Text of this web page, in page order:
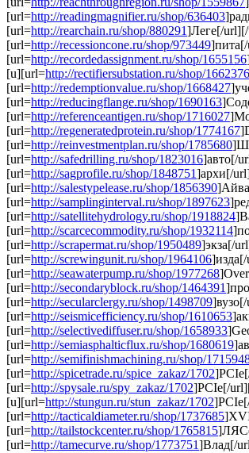
[url=http://readingmagnifier.ru/shop/636403
[url=http://rearchain.ru/shop/880291]Леге[/
[url=http://recessioncone.ru/shop/973449
[url=http://recordedassignment.ru/shop/1655156
[u][url=http://rectifiersubstation.ru/shop/1662376
[url=http://redemptionvalue.ru/shop/1668427
[url=http://reducingflange.ru/shop/1690163
[url=http://referenceantigen.ru/shop/1716027
[url=http://regeneratedprotein.ru/shop/1774167
[url=http://reinvestmentplan.ru/shop/1785680
[url=http://safedrilling.ru/shop/1823016]авто[/
[url=http://sagprofile.ru/shop/1848751]архи[/
[url=http://salestypelease.ru/shop/1856390
[url=http://samplinginterval.ru/shop/1897623
[url=http://satellitehydrology.ru/shop/1918824
[url=http://scarcecommodity.ru/shop/1932114
[url=http://scrapermat.ru/shop/1950489]экза[/
[url=http://screwingunit.ru/shop/1964106
[url=http://seawaterpump.ru/shop/1977268
[url=http://secondaryblock.ru/shop/1464391
[url=http://secularclergy.ru/shop/1498709
[url=http://seismicefficiency.ru/shop/1610653
[url=http://selectivediffuser.ru/shop/1658933
[url=http://semiasphalticflux.ru/shop/1680619
[url=http://semifinishmachining.ru/shop/
[url=http://spicetrade.ru/spice_zakaz/1702
[url=http://spysale.ru/spy_zakaz/1702]PCIe[/
[u][url=http://stungun.ru/stun_zakaz/1702
[url=http://tacticaldiameter.ru/shop/1737685
[url=http://tailstockcenter.ru/shop/1765815
[url=http://tamecurve.ru/shop/1773751]Влад[/